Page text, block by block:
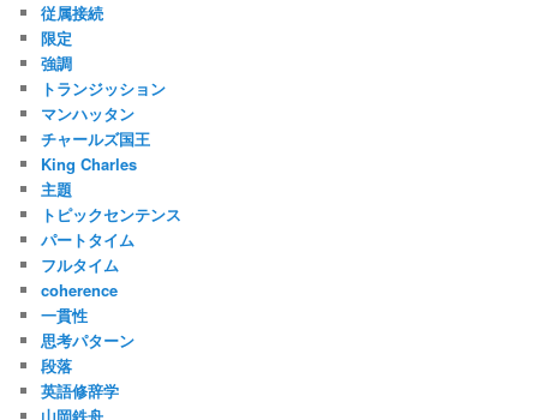
従属接続
限定
強調
トランジッション
マンハッタン
チャールズ国王
King Charles
主題
トピックセンテンス
パートタイム
フルタイム
coherence
一貫性
思考パターン
段落
英語修辞学
山岡鉄舟